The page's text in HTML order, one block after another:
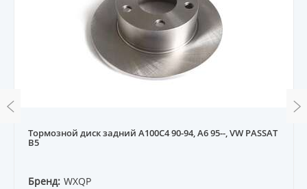
Тормозной диск задний A100C4 90-94, A6 95--, VW PASSAT
B5
Бренд: WXQP